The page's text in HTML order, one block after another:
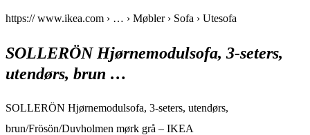
https:// www.ikea.com › … › Møbler › Sofa › Utesofa
SOLLERÖN Hjørnemodulsofa, 3-seters,
utendørs, brun …
SOLLERÖN Hjørnemodulsofa, 3-seters, utendørs,
brun/Frösön/Duvholmen mørk grå – IKEA